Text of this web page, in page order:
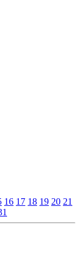
16 17 18 19 20 21